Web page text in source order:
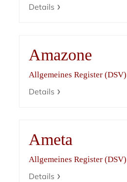
Details
Amazone
Allgemeines Register (DSV)
Details
Ameta
Allgemeines Register (DSV)
Details